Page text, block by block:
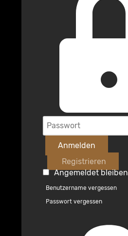
Anmelden
Registrieren
Angemeldet bleiben
Benutzername vergessen
Passwort vergessen